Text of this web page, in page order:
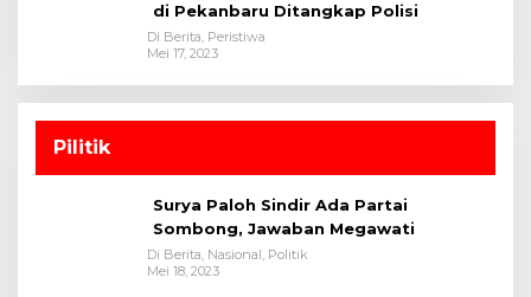
di Pekanbaru Ditangkap Polisi
Di Berita, Peristiwa
Mei 17, 2023
Pilitik
Surya Paloh Sindir Ada Partai
Sombong, Jawaban Megawati
Di Berita, Nasional, Politik
Mei 18, 2023